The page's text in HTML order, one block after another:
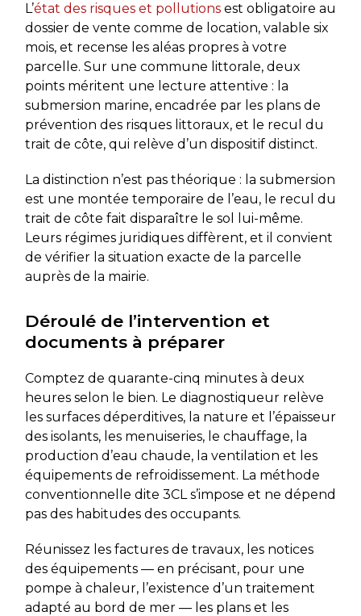
L’état des risques et pollutionsest obligatoire au
dossier de vente comme de location, valable six
mois, et recense les aléas propres à votre
parcelle. Sur une commune littorale, deux
points méritent une lecture attentive : la
submersion marine, encadrée par les plans de
prévention des risques littoraux, et le recul du
trait de côte, qui relève d’un dispositif distinct.
La distinction n’est pas théorique : la submersion
est une montée temporaire de l’eau, le recul du
trait de côte fait disparaître le sol lui-même.
Leurs régimes juridiques diffèrent, et il convient
de vérifier la situation exacte de la parcelle
auprès de la mairie.
Déroulé de l’intervention et
documents à préparer
Comptez de quarante-cinq minutes à deux
heures selon le bien. Le diagnostiqueur relève
les surfaces déperditives, la nature et l’épaisseur
des isolants, les menuiseries, le chauffage, la
production d’eau chaude, la ventilation et les
équipements de refroidissement. La méthode
conventionnelle dite 3CL s’impose et ne dépend
pas des habitudes des occupants.
Réunissez les factures de travaux, les notices
des équipements — en précisant, pour une
pompe à chaleur, l’existence d’un traitement
adapté au bord de mer — les plans et les